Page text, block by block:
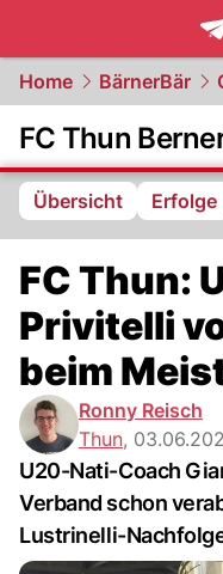
Home BärnerBär
Übersicht Erfolge
FC Thun:
Privitelli
beim
Ronny Reisch
Thun,
U20-Nati-Coach
Verband schon
Lustrinelli-